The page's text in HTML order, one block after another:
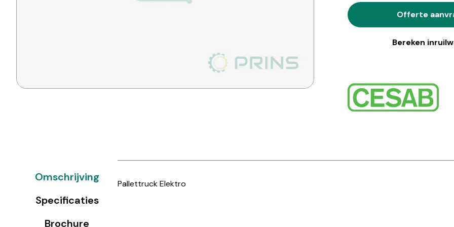
Offerte
Bereken
Omschrijving
Specificaties
Brochure
Pallettruck Elektro